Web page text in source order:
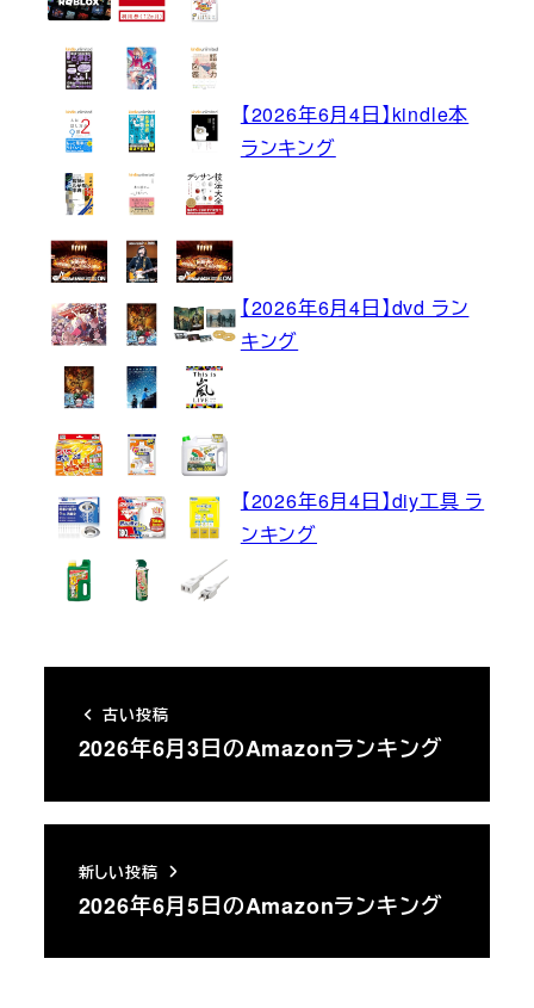
【2026年6月4日】kindle本
ランキング
【2026年6月4日】dvd ラン
キング
【2026年6月4日】diy工具 ラ
ンキング
古い投稿
2026年6月3日のAmazonランキング
新しい投稿
2026年6月5日のAmazonランキング